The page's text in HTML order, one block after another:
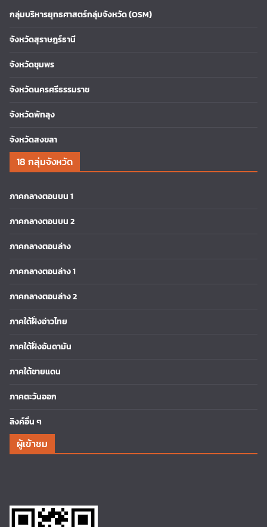
กลุ่มบริหารยุทธศาสตร์กลุ่มจังหวัด (OSM)
จังหวัดสุราษฎร์ธานี
จังหวัดชุมพร
จังหวัดนครศรีธรรมราช
จังหวัดพัทลุง
จังหวัดสงขลา
18 กลุ่มจังหวัด
ภาคกลางตอนบน 1
ภาคกลางตอนบน 2
ภาคกลางตอนล่าง
ภาคกลางตอนล่าง 1
ภาคกลางตอนล่าง 2
ภาคใต้ฝั่งอ่าวไทย
ภาคใต้ฝั่งอันดามัน
ภาคใต้ชายแดน
ภาคตะวันออก
ลิงค์อื่น ๆ
ผู้เข้าชม